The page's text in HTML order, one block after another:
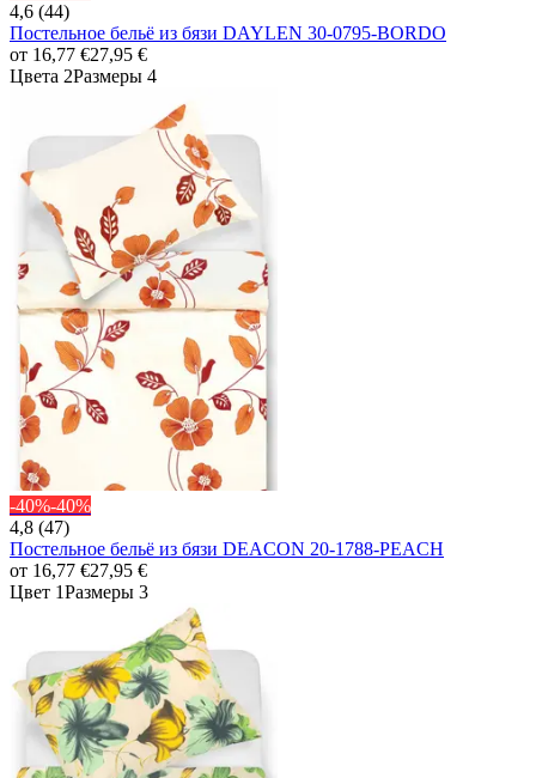
4,6 (44)
Постельное бельё из бязи DAYLEN 30-0795-BORDO
от 16,77 €27,95 €
Цвета 2Размеры 4
-40%-40%
4,8 (47)
Постельное бельё из бязи DEACON 20-1788-PEACH
от 16,77 €27,95 €
Цвет 1Размеры 3